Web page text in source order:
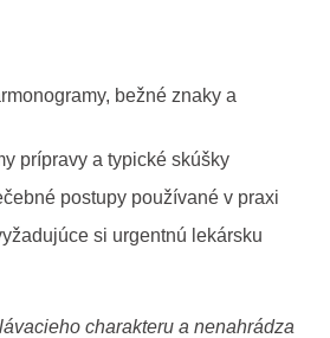
bežné znaky a
prípravy a typické skúšky
postupy používané v praxi
si urgentnú lekársku
charakteru a nenahrádza